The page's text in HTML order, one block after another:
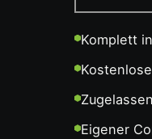
Komplett
Eigener